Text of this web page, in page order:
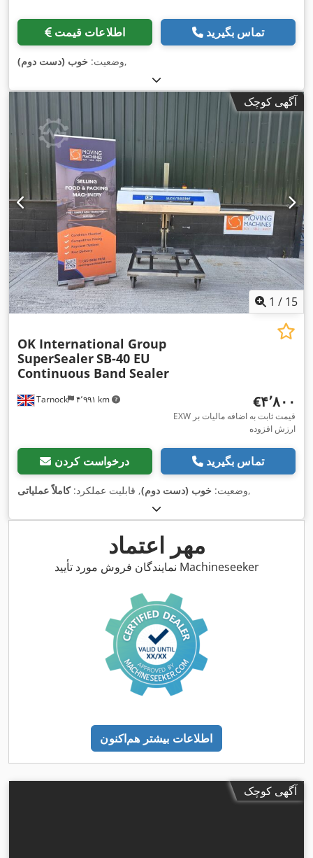
اطلاعات قیمت تماس بگیرید
وضعیت: خوب (دست دوم) ,
آگهی کوچک
1 / 15
Tarnock ۴٬۹۹۱ km
OK International Group
SuperSealerSB-40 EU
Continuous Band Sealer
‎€۴٬۸۰۰
EXW قیمت ثابت به اضافه مالیات بر
ارزش افزوده
درخواست کردن تماس بگیرید
وضعیت: خوب (دست دوم), قابلیت عملکرد:کاملاً عملیاتی ,
مهر اعتماد
نمایندگان فروش مورد تأیید Machineseeker
اطلاعات بیشتر هم‌اکنون
آگهی کوچک